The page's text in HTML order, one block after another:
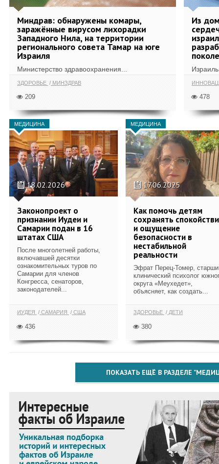
Миндрав: обнаружены комары,
заражённые вирусом лихорадки
Западного Нила, на территории
регионального совета Тамар на юге
Израиля
Министерство здравоохранения...
ЗДОРОВЬЕ МИНЗДРАВ
209
Из
Израиль
478
МЕДИЦИНА
18.02.2026
Законопроект о
признании Иудеи и
Самарии подан в 16
штатах США
После многолетней работы,
включавшей десятки
ознакомительных туров по
Самарии для членов
Конгресса, сенаторов,
законодателей...
ИУДЕЯ САМАРИЯ США
436
МЕДИЦИНА
17.06.2025
Как помочь детям
сохранять
и ощущение
безопасности в
нестабильной
реальности
Эфрат Перец-Томер,
клинический психолог
округа «Меухедет»,
объясняет, как создать...
ЗДОРОВЬЕ ДЕТИ
380
ПОКАЗАТЬ ЕЩЁ В РАЗДЕЛЕ